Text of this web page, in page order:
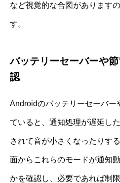
など視覚的な合図があります
す。
バッテリーセーバーや
認
Androidのバッテリーセーバー
ていると、通知処理が遅延し
されて音が小さくなったりす
面からこれらのモードが通知
かを確認し、必要であれば制